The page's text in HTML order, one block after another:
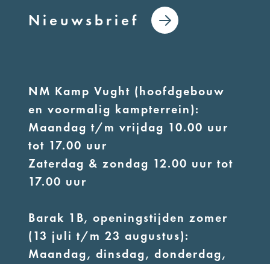
Nieuwsbrief
NM Kamp Vught (hoofdgebouw
en voormalig kampterrein):
Maandag t/m vrijdag 10.00 uur
tot 17.00 uur
Zaterdag & zondag 12.00 uur tot
17.00 uur
Barak 1B, openingstijden zomer
(13 juli t/m 23 augustus):
Maandag, dinsdag, donderdag,